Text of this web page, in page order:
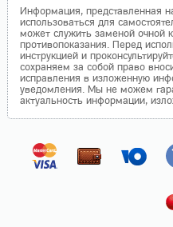
Информация, представленная
использоваться для
может служить заменой очной
противопоказания. Перед
инструкцией и
сохраняем за собой право
исправления в изложенную
уведомления. Мы не можем
актуальность информации,